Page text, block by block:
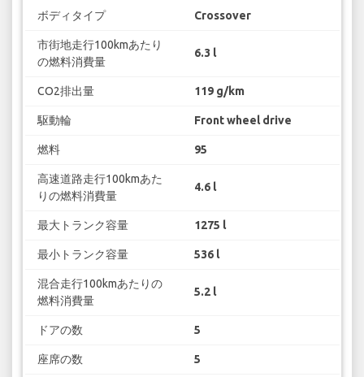
ボディタイプ Crossover
市街地走行100kmあたり
の燃料消費量
6.3 l
CO2排出量 119 g/km
駆動輪 Front wheel drive
燃料 95
高速道路走行100kmあた
りの燃料消費量
4.6 l
最大トランク容量 1275 l
最小トランク容量 536 l
混合走行100kmあたりの
燃料消費量
5.2 l
ドアの数 5
座席の数 5